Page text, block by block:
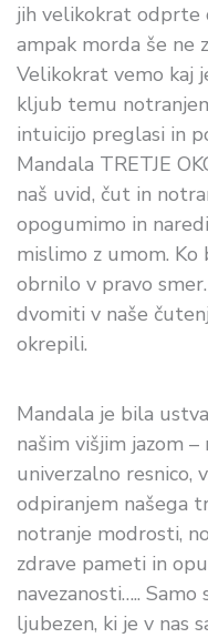
jih velikokrat odprte
ampak morda še ne
Velikokrat vemo kaj
kljub temu
intuicijo preglasi in
Mandala TRETJE
naš uvid, čut in
opogumimo in
mislimo z umom.
obrnilo v pravo
dvomiti v naše
okrepili.
Mandala je bila
našim višjim jazom –
univerzalno resnico,
odpiranjem našega
notranje modrosti,
zdrave pameti in
navezanosti…..
ljubezen, ki je v nas